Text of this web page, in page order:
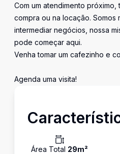
Com um atendimento
compra ou na locação.
intermediar negócios, nossa
pode começar aqui.
Venha tomar um cafezinho e
Agenda uma visita!
Área Total 29m²